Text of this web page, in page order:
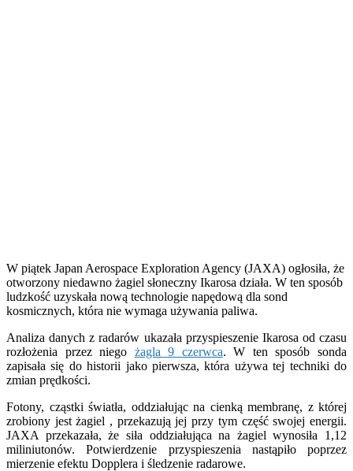
W piątek Japan Aerospace Exploration Agency (JAXA) ogłosiła, że
otworzony niedawno żagiel słoneczny Ikarosa działa. W ten sposób
ludzkość uzyskała nową technologie napędową dla sond
kosmicznych, która nie wymaga używania paliwa.
Analiza danych z radarów ukazała przyspieszenie Ikarosa od czasu
rozłożenia przez niego żagla 9 czerwca. W ten sposób sonda
zapisała się do historii jako pierwsza, która używa tej techniki do
zmian prędkości.
Fotony, cząstki światła, oddziałując na cienką membranę, z której
zrobiony jest żagiel , przekazują jej przy tym część swojej energii.
JAXA przekazała, że siła oddziałująca na żagiel wynosiła 1,12
miliniutonów. Potwierdzenie przyspieszenia nastąpiło poprzez
mierzenie efektu Dopplera i śledzenie radarowe.